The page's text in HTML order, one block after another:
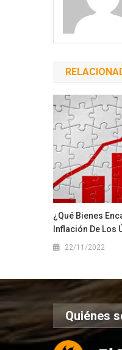
¿Qué Bienes
Inflación De Los
22/11/2022
Quiénes